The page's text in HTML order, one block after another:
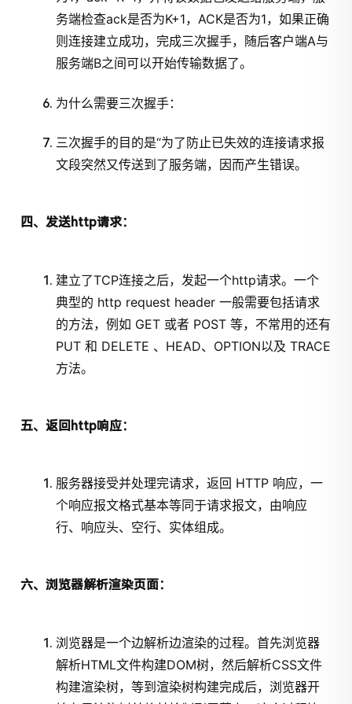
务端检查ack是否为K+1，ACK是否为1，如果正确
则连接建立成功，完成三次握手，随后客户端A与
服务端B之间可以开始传输数据了。
为什么需要三次握手：
三次握手的目的是“为了防止已失效的连接请求报
文段突然又传送到了服务端，因而产生错误。
四、发送http请求：
建立了TCP连接之后，发起一个http请求。一个
典型的 http request header 一般需要包括请求
的方法，例如 GET 或者 POST 等，不常用的还有
PUT 和 DELETE 、HEAD、OPTION以及 TRACE
方法。
五、返回http响应：
服务器接受并处理完请求，返回 HTTP 响应，一
个响应报文格式基本等同于请求报文，由响应
行、响应头、空行、实体组成。
六、浏览器解析渲染页面：
浏览器是一个边解析边渲染的过程。首先浏览器
解析HTML文件构建DOM树，然后解析CSS文件
构建渲染树，等到渲染树构建完成后，浏览器开